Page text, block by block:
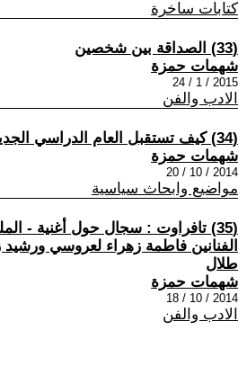
كتابات ساخرة
(33) الصداقة بين شخصين
شهمات حمزة
2015 / 1 / 24
الادب والفن
(34) كيف تستقبل العام الدراسي الجديد؟
شهمات حمزة
2014 / 10 / 20
مواضيع وابحاث سياسية
(35) تافراوت : سجال حول أغنية -
الفنانين فاطمة زهراء لعروسي
طلال
شهمات حمزة
2014 / 10 / 18
الادب والفن